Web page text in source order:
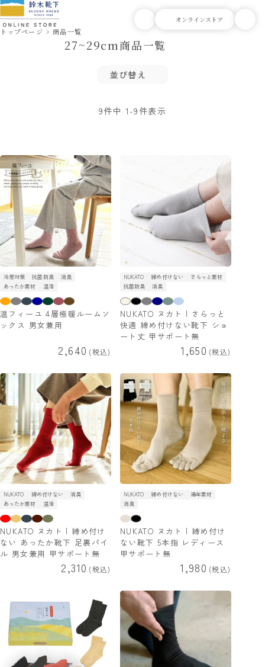
トップページ 商品一覧
27~29cm商品一覧
並び替え
9件中 1 -9 件表示
冷房対策 抗菌防臭
消臭
あったか素材
温活
温フィーユ 4層極暖ルームソ
ックス 男女兼用
2,640 税込
NUKATO 締め付けない
さらっと素材
抗菌防臭
消臭
NUKATO ヌカト | さらっと
快適 締め付けない靴下 ショ
ート丈 甲サポート無
1,650 税込
NUKATO 締め付けない
消臭
あったか素材
温活
NUKATO ヌカト | 締め付け
ない あったか靴下 足裏パイ
ル 男女兼用 甲サポート無
2,310 税込
NUKATO 締め付けない
通年素材
消臭
NUKATO ヌカト | 締め付け
ない靴下 5本指 レディース
甲サポート無
1,980 税込